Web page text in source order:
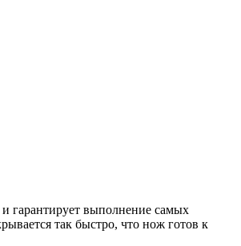
гарантирует выполнение самых
так быстро, что нож готов к